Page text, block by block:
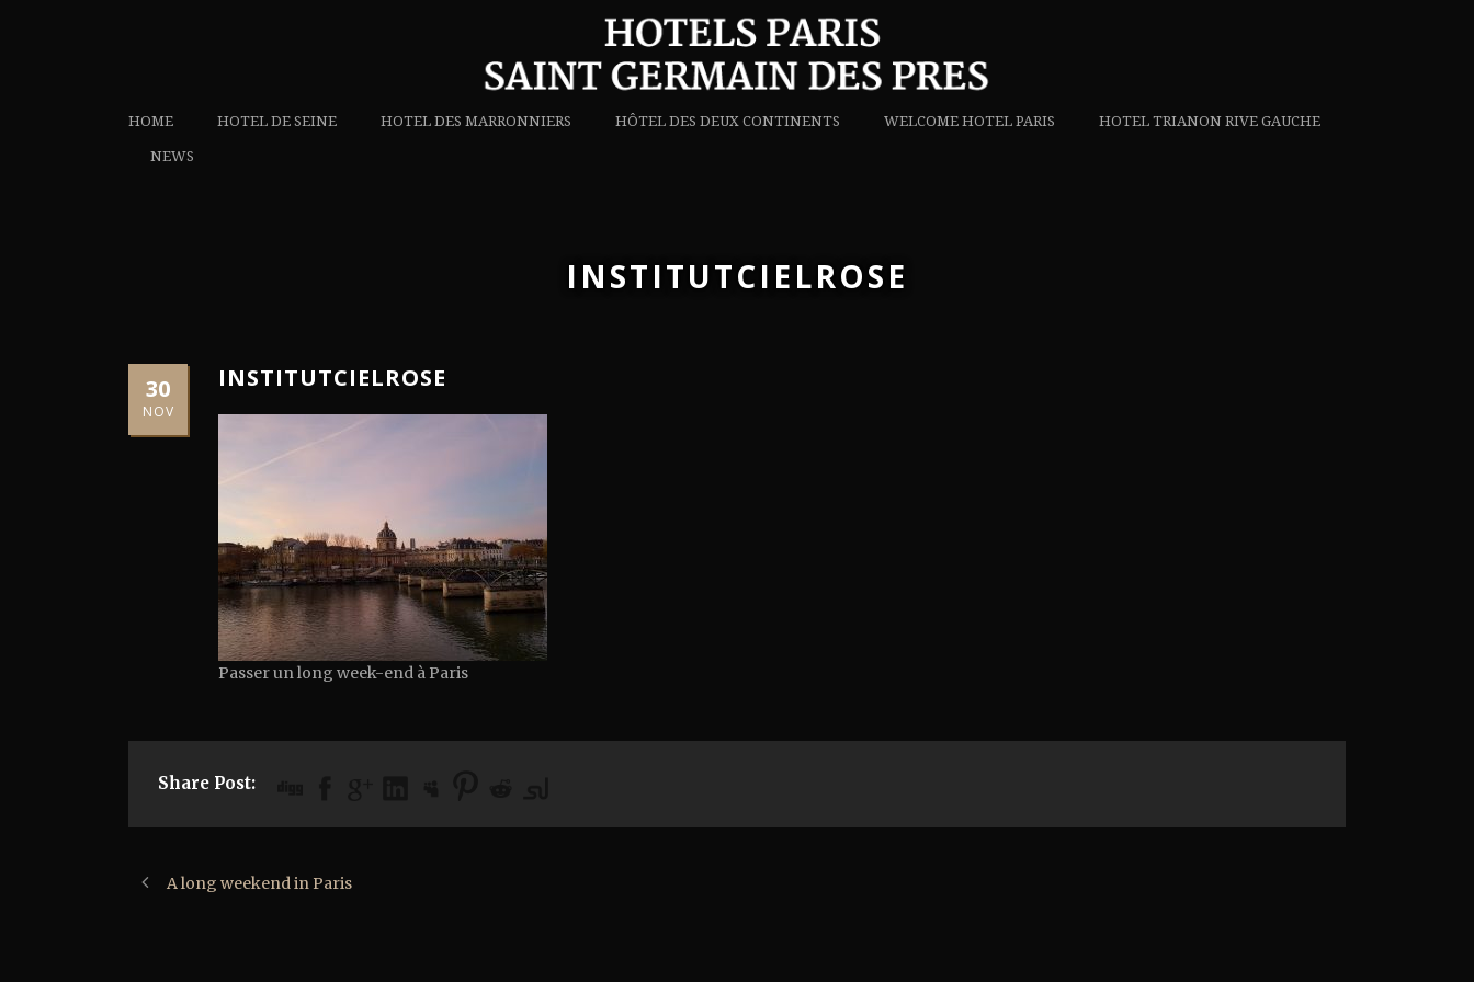
HOME HOTEL DE SEINE HOTEL DES MARRONNIERS HÔTEL DES DEUX CONTINENTS WELCOME HOTEL PARIS HOTEL TRIANON RIVE GAUCHE
NEWS
INSTITUTCIELROSE
30
NOV
INSTITUTCIELROSE
Passer un long week-end à Paris
Share Post:
A long weekend in Paris